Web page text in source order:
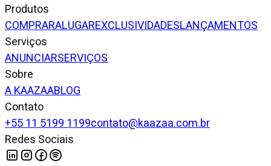
Produtos
COMPRARALUGAREXCLUSIVIDADESLANÇAMENTOS
Serviços
ANUNCIARSERVIÇOS
Sobre
A KAAZAABLOG
Contato
+55 11 5199 1199contato@kaazaa.com.br
Redes Sociais